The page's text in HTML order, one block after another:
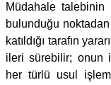
Müdahale talebinin
bulunduğu
katıldığı tarafın
ileri sürebilir; onun
her türlü usul